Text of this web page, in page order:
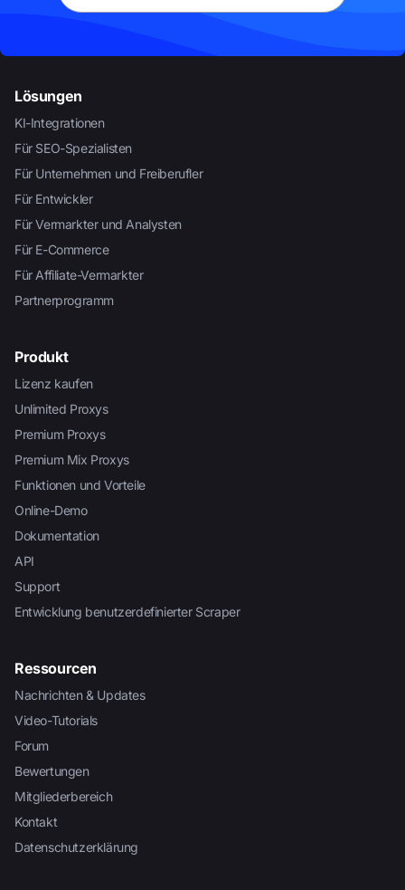
Lösungen
KI-Integrationen
Für SEO-Spezialisten
Für Unternehmen und Freiberufler
Für Entwickler
Für Vermarkter und Analysten
Für E-Commerce
Für Affiliate-Vermarkter
Partnerprogramm
Produkt
Lizenz kaufen
Unlimited Proxys
Premium Proxys
Premium Mix Proxys
Funktionen und Vorteile
Online-Demo
Dokumentation
API
Support
Entwicklung benutzerdefinierter Scraper
Ressourcen
Nachrichten & Updates
Video-Tutorials
Forum
Bewertungen
Mitgliederbereich
Kontakt
Datenschutzerklärung